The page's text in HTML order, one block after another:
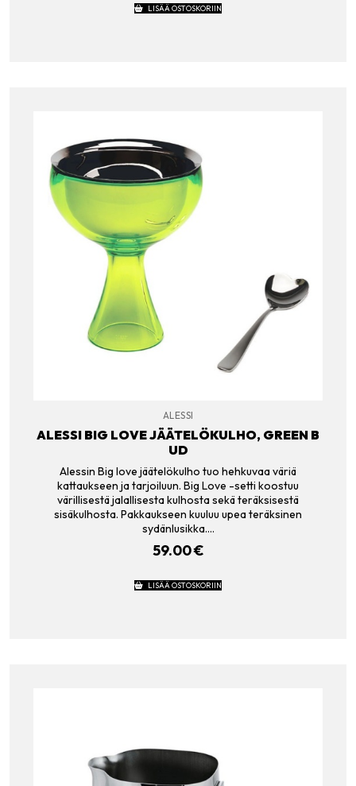
LISÄÄ OSTOSKORIIN
ALESSI
ALESSI BIG LOVE JÄÄTELÖKULHO, GREEN B
UD
Alessin Big love jäätelökulho tuo hehkuvaa väriä
kattaukseen ja tarjoiluun. Big Love -setti koostuu
värillisestä jalallisesta kulhosta sekä teräksisestä
sisäkulhosta. Pakkaukseen kuuluu upea teräksinen
sydänlusikka.…
59.00€
LISÄÄ OSTOSKORIIN